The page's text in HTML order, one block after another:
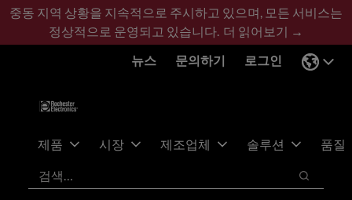
기
콘
바
글
중동 지역 상황을 지속적으로 주시하고 있으며, 모든 서비스는
정상적으로 운영되고 있습니다. 더 읽어보기 →
뉴스
문의하기 로그인
제품 시장 제조업체 솔루션
품질
검색
검색